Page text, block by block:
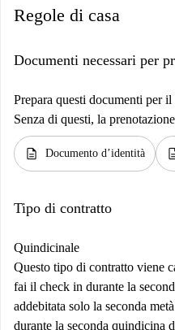
Regole di casa
Documenti necessari per
Prepara questi documenti per
Senza di questi, la
description Documento d’identità
Tipo di contratto
Quindicinale
Questo tipo di contratto viene
fai il check in durante la
addebitata solo la seconda
durante la seconda quindicina